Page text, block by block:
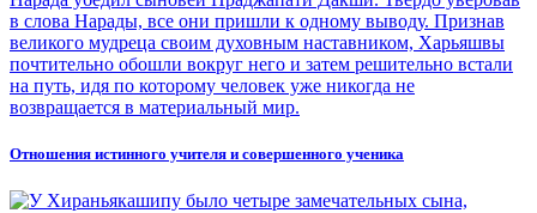
Отношения истинного учителя и совершенного ученика